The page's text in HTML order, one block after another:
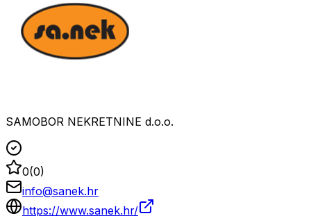
SAMOBOR NEKRETNINE d.o.o.
0(0)
info@sanek.hr
https://www.sanek.hr/